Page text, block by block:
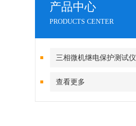
产品中心
PRODUCTS CENTER
三相微机继电保护测试仪
查看更多